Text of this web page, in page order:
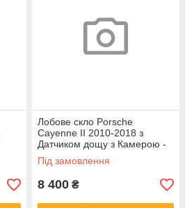
Лобове скло Porsche
Cayenne II 2010-2018 з
Датчиком дощу з Камерою -
Порше Кайєн
Під замовлення
8 400 ₴